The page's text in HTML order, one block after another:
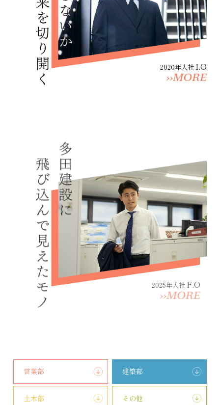
2020年入社 I.O
››MORE
2025年入社F.O
››MORE
営業部 建築部
土木部 その他